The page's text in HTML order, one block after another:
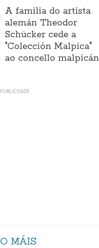
A familia do artista
alemán Theodor
Schücker cede a
"Colección Malpica"
ao concello malpicán
O MÁIS